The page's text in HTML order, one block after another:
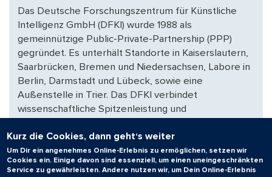
Das Deutsche Forschungszentrum für Künstliche
Intelligenz GmbH (DFKI) wurde 1988 als
gemeinnützige Public-Private-Partnership (PPP)
gegründet. Es unterhält Standorte in Kaiserslautern,
Saarbrücken, Bremen und Niedersachsen, Labore in
Berlin, Darmstadt und Lübeck, sowie eine
Außenstelle in Trier. Das DFKI verbindet
wissenschaftliche Spitzenleistung und
gesellschaftlicher Wertschätzung. Das DFKI forscht
seit über 35 Jahren an KI für den Menschen und
orientiert sich an gesellschaftlicher Relevanz und
Kurz die Cookies, dann geht‘s weiter
Um Dir ein angenehmes Online-Erlebnis zu ermöglichen, setzen wir
Cookies ein. Einige davon sind essenziell, um einen uneingeschränkten
Service zu gewährleisten. Andere nutzen wir, um Dein Online-Erlebnis